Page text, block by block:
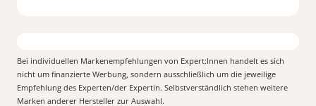
Bei individuellen Markenempfehlungen von Expert:Innen handelt es sich
nicht um finanzierte Werbung, sondern ausschließlich um die jeweilige
Empfehlung des Experten/der Expertin. Selbstverständlich stehen weitere
Marken anderer Hersteller zur Auswahl.